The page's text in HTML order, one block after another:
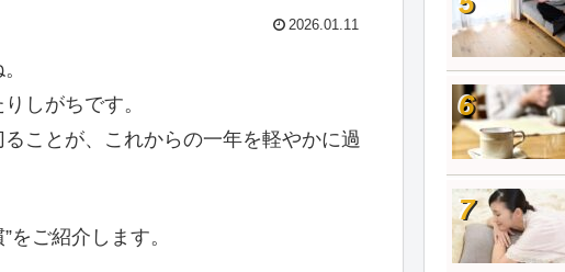
2026.01.11
しがちです。
ことが、これからの一年を軽やかに過
ご紹介します。